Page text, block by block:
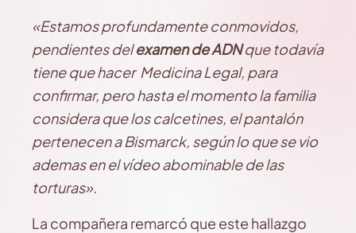
«Estamos profundamente conmovidos,
pendientes delexamen de ADNque todavía
tiene que hacer Medicina Legal, para
confirmar, pero hasta el momento la familia
considera que los calcetines, el pantalón
pertenecen a Bismarck, según lo que se vio
ademas en el vídeo abominable de las
torturas».
La compañera remarcó que este hallazgo